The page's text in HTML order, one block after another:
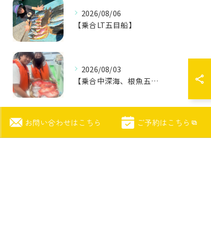
2026/08/06
【乗合LT五目船】
2026/08/03
【乗合中深海、根魚五目船】
2026/07/26
【乗合LT五目船】
お問い合わせはこちら ご予約はこちら